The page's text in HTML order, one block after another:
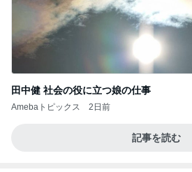
田中健 社会の役に立つ娘の仕事
Amebaトピックス 2日前
記事を読む